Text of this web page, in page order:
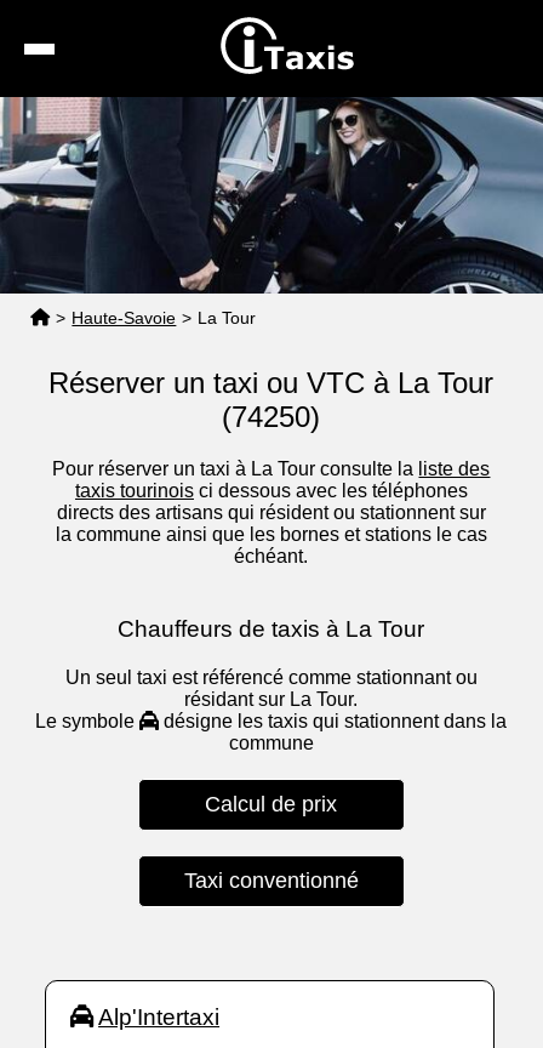
Recherche
Calcul de tarif
Taxis conventionnés
Espace pro
> Haute-Savoie > La Tour
Réserver un taxi ou VTC à La Tour
(74250)
Pour réserver un taxi à La Tour consulte la liste des
taxis tourinoisci dessous avec les téléphones
directs des artisans qui résident ou stationnent sur
la commune ainsi que les bornes et stations le cas
échéant.
Chauffeurs de taxis à La Tour
Un seul taxi est référencé comme stationnant ou
résidant sur La Tour.
Le symbole
désigne les taxis qui stationnent dans la
commune
Calcul de prix
Taxi conventionné
Alp'Intertaxi